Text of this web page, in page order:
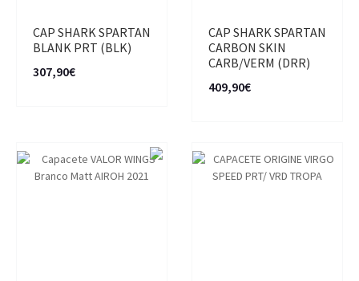
CAP SHARK SPARTAN
BLANK PRT (BLK)
307,90€
CAP SHARK SPARTAN
CARBON SKIN
CARB/VERM (DRR)
409,90€